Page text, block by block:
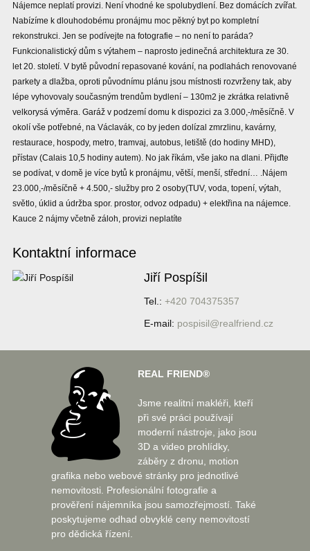
Nájemce neplatí provizi. Není vhodné ke spolubydlení. Bez domácích zvířat.
Nabízíme k dlouhodobému pronájmu moc pěkný byt po kompletní
rekonstrukci. Jen se podívejte na fotografie – no není to paráda?
Funkcionalistický dům s výtahem – naprosto jedinečná architektura ze 30.
let 20. století. V bytě původní repasované kování, na podlahách renovované
parkety a dlažba, oproti původnímu plánu jsou místnosti rozvrženy tak, aby
lépe vyhovovaly současným trendům bydlení – 130m2 je zkrátka relativně
velkorysá výměra. Garáž v podzemí domu k dispozici za 3.000,-/měsíčně. V
okolí vše potřebné, na Václavák, co by jeden dolízal zmrzlinu, kavárny,
restaurace, hospody, metro, tramvaj, autobus, letiště (do hodiny MHD),
přístav (Calais 10,5 hodiny autem). No jak říkám, vše jako na dlani. Přijďte
se podívat, v domě je více bytů k pronájmu, větší, menší, střední… .Nájem
23.000,-/měsíčně + 4.500,- služby pro 2 osoby(TUV, voda, topení, výtah,
světlo, úklid a údržba spor. prostor, odvoz odpadu) + elektřina na nájemce.
Kauce 2 nájmy včetně záloh, provizi neplatíte
Kontaktní informace
Jiří Pospíšil
Tel.: +420 704375357
E-mail: pospisil@realfriend.cz
REAL FRIEND®
Jsme realitní makléři, kteří
při své práci používají
moderní nástroje, jako jsou
3D a video prohlídky,
záběry z dronu, motion
grafika nebo webové stránky pro jednotlivé
nemovitosti. Profesionální fotografie a
prověření nájemníka jsou samozřejmostí. Také
poskytujeme odhad obvyklé ceny nemovitostí
pro dědická řízení.